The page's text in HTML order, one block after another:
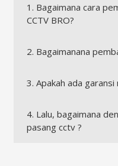
1. Bagaimana cara
CCTV BRO?
2. Bagaimanana
3. Apakah ada garansi
4. Lalu, bagaimana
pasang cctv ?